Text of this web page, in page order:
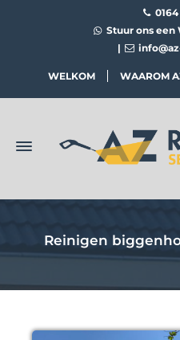
0164
Stuur ons een
|
WELKOM WAAROM
Reinigen